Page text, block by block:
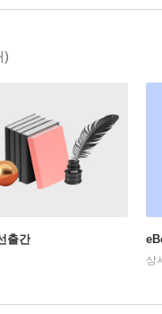
)
출간
상